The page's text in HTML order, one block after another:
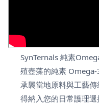
為什麼選擇 純
SynTernals 純素
殖壺藻的純素
承襲當地原料與工藝
得納入您的日常護理選